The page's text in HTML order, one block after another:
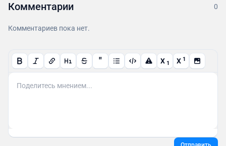
Комментарии 0
Комментариев пока нет.
" X 1 X 1